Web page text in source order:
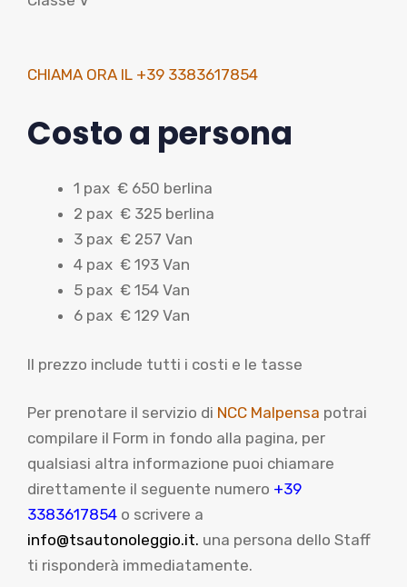
CHIAMA ORA IL +39 3383617854
Costo a persona
1 pax € 650 berlina
2 pax € 325 berlina
3 pax € 257 Van
4 pax € 193 Van
5 pax € 154 Van
6 pax € 129 Van
Il prezzo include tutti i costi e le tasse
Per prenotare il servizio di NCC Malpensa potrai
compilare il Form in fondo alla pagina, per
qualsiasi altra informazione puoi chiamare
direttamente il seguente numero +39
3383617854 o scrivere a
info@tsautonoleggio.it. una persona dello Staff
ti risponderà immediatamente.